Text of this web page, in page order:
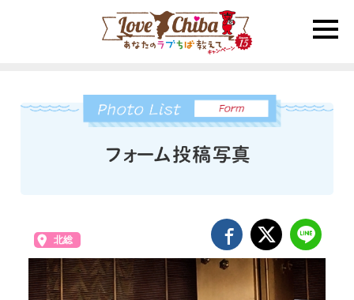
toggle
北総